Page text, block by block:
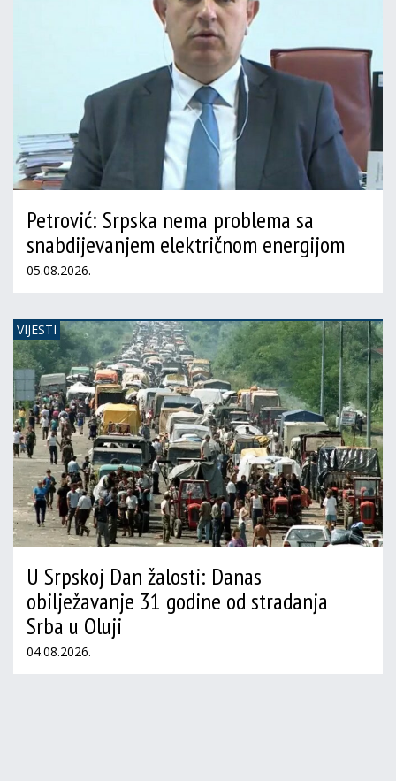
Petrović: Srpska nema problema sa
snabdijevanjem električnom energijom
05.08.2026.
VIJESTI
U Srpskoj Dan žalosti: Danas
obilježavanje 31 godine od stradanja
Srba u Oluji
04.08.2026.